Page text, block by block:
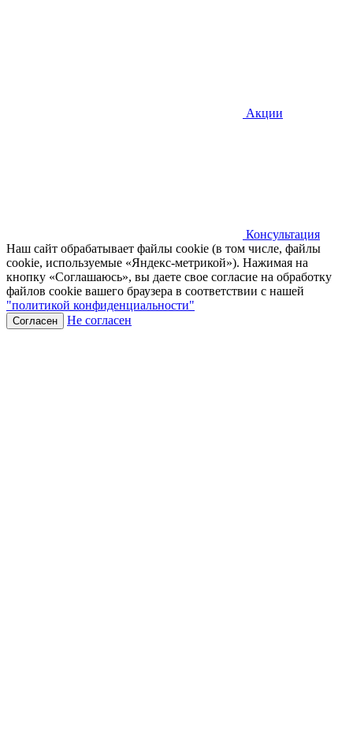
Акции
Консультация
Наш сайт обрабатывает файлы cookie (в том числе, файлы
cookie, используемые «Яндекс-метрикой»). Нажимая на
кнопку «Соглашаюсь», вы даете свое согласие на обработку
файлов cookie вашего браузера в соответствии с нашей
"политикой конфиденциальности"
Согласен Не согласен